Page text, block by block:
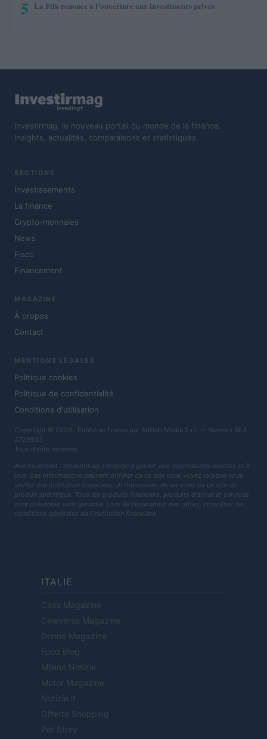
5 La Fifa renonce à l’ouverture aux investisseurs privés
Investirmag, le nouveau portail du monde de la finance.
Insights, actualités, comparaisons et statistiques.
SECTIONS
Investissements
La finance
Crypto-monnaies
News
Fisco
Financement
MAGAZINE
À propos
Contact
MENTIONS LÉGALES
Politique cookies
Politique de confidentialité
Conditions d'utilisation
Copyright © 2026 · Publié en France par AdHub Media S.r.l. — Numero REA
2729933
Tous droits réservés
Avertissement : Investirmag s'engage à garder vos informations exactes et à
jour. Ces informations peuvent différer de ce que vous voyez lorsque vous
visitez une institution financière, un fournisseur de services ou un site de
produit spécifique. Tous les produits financiers, produits d'achat et services
sont présentés sans garantie. Lors de l'évaluation des offres, consultez les
conditions générales de l'institution financière.
ITALIE
Casa Magazine
Cineverse Magazine
Donne Magazine
Food Blog
Milano Notizie
Motor Magazine
Notizie.it
Offerte Shopping
Pet Story